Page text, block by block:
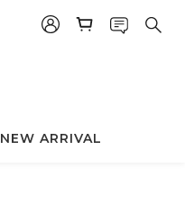
NEW ARRIVAL